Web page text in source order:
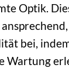
Optik.
bei,
Wartung